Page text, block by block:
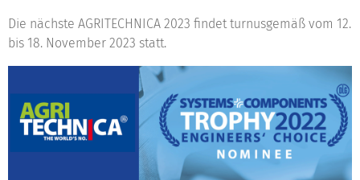
Die nächste AGRITECHNICA 2023 findet turnusgemäß vom 12.
bis 18. November 2023 statt.